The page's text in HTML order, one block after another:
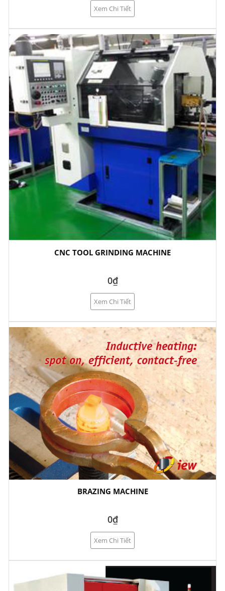
Xem Chi Tiết
CNC TOOL GRINDING MACHINE
0₫
Xem Chi Tiết
BRAZING MACHINE
0₫
Xem Chi Tiết